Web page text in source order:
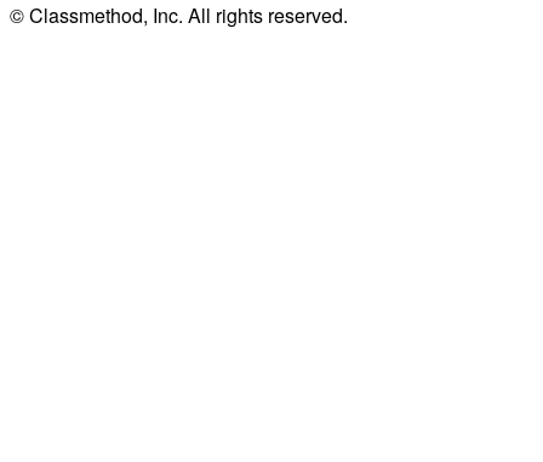
© Classmethod, Inc. All rights reserved.